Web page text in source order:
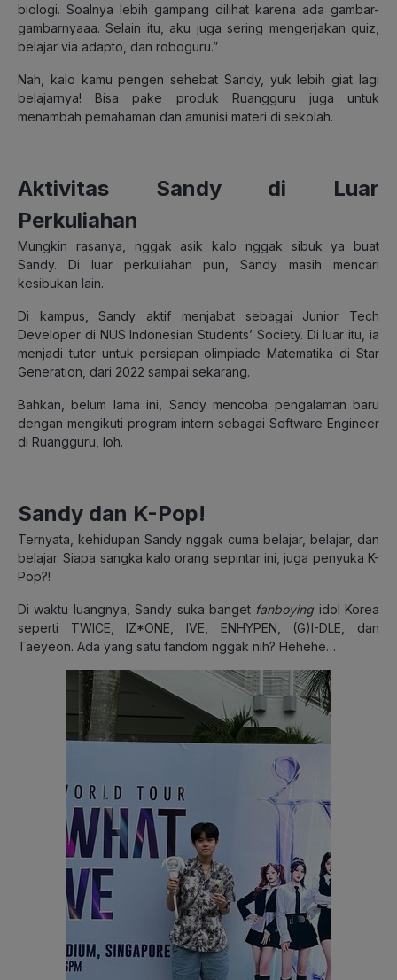
biologi. Soalnya lebih gampang dilihat karena ada gambar-
gambarnyaaa. Selain itu, aku juga sering mengerjakan quiz,
belajar via adapto, dan roboguru.”
Nah, kalo kamu pengen sehebat Sandy, yuk lebih giat lagi
belajarnya! Bisa pake produk Ruangguru juga untuk
menambah pemahaman dan amunisi materi di sekolah.
Aktivitas Sandy di Luar
Perkuliahan
Mungkin rasanya, nggak asik kalo nggak sibuk ya buat
Sandy. Di luar perkuliahan pun, Sandy masih mencari
kesibukan lain.
Di kampus, Sandy aktif menjabat sebagai Junior Tech
Developer di NUS Indonesian Students’ Society. Di luar itu, ia
menjadi tutor untuk persiapan olimpiade Matematika di Star
Generation, dari 2022 sampai sekarang.
Bahkan, belum lama ini, Sandy mencoba pengalaman baru
dengan mengikuti program intern sebagai Software Engineer
di Ruangguru, loh.
Sandy dan K-Pop!
Ternyata, kehidupan Sandy nggak cuma belajar, belajar, dan
belajar. Siapa sangka kalo orang sepintar ini, juga penyuka K-
Pop?!
Di waktu luangnya, Sandy suka banget fanboying idol Korea
seperti TWICE, IZ*ONE, IVE, ENHYPEN, (G)I-DLE, dan
Taeyeon. Ada yang satu fandom nggak nih? Hehehe…